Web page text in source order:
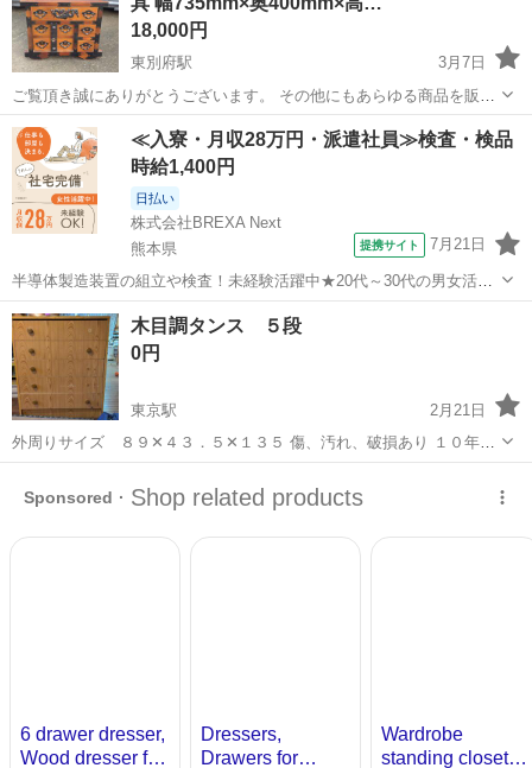
18,000円
東別府駅
3月7日
ご覧頂き誠にありがとうございます。 その他にもあらゆる商品を販売
しております。 よろしければ商品一覧ページをご覧下さい(^-^)
https://jmty.jp/s/profiles/60ae33e186b27139d1...
大分 別府市 東別府駅 収納家具 からくり
≪入寮・月収28万円・派遣社員≫検査・検品
時給1,400円
日払い
株式会社BREXA Next
熊本県
提携サイト 7月21日
半導体製造装置の組立や検査！未経験活躍中★20代～30代の男女活躍
中★ワンルーム寮完備！赴任旅費会社負担！マイカー通勤OK！無料駐
車場あり！正社員登用あり！《熊本県菊池郡大津町》 人気の工場のお
仕事 ◇半導体製造装置の組立...
熊本 その他
木目調タンス ５段
0円
東京駅
2月21日
外周りサイズ ８９✕４３．５✕１３５ 傷、汚れ、破損あり １０年く
らい使っていました。 取っ手３個取れてます。 使わなくなったので、
出品します。 ご自身で運び出せる方に限らせていただきます。よろし